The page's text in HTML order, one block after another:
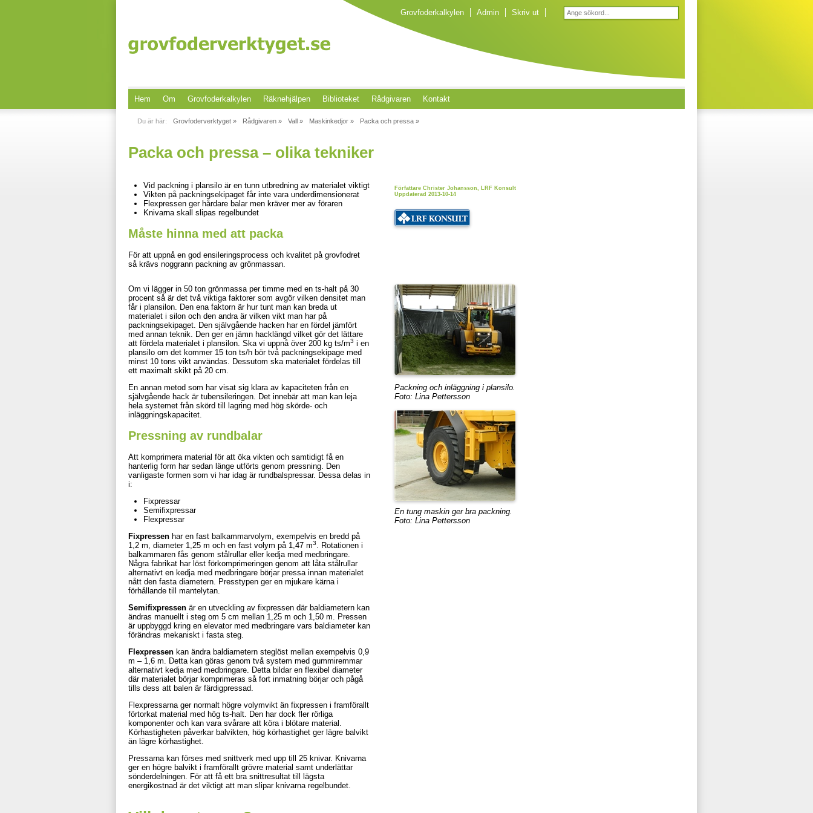
Grovfoderkalkylen Admin Skriv ut
Hem Om Grovfoderkalkylen Räknehjälpen Biblioteket Rådgivaren Kontakt
Du är här: Grovfoderverktyget » Rådgivaren » Vall » Maskinkedjor » Packa och pressa »
Packa och pressa – olika tekniker
Vid packning i plansilo är en tunn utbredning av materialet viktigt
Vikten på packningsekipaget får inte vara underdimensionerat
Flexpressen ger hårdare balar men kräver mer av föraren
Knivarna skall slipas regelbundet
Måste hinna med att packa
För att uppnå en god ensileringsprocess och kvalitet på grovfodret
så krävs noggrann packning av grönmassan.
Författare Christer Johansson, LRF Konsult
Uppdaterad 2013-10-14
Om vi lägger in 50 ton grönmassa per timme med en ts-halt på 30
procent så är det två viktiga faktorer som avgör vilken densitet man
får i plansilon. Den ena faktorn är hur tunt man kan breda ut
materialet i silon och den andra är vilken vikt man har på
packningsekipaget. Den självgående hacken har en fördel jämfört
med annan teknik. Den ger en jämn hacklängd vilket gör det lättare
att fördela materialet i plansilon. Ska vi uppnå över 200 kg ts/m3 i en
plansilo om det kommer 15 ton ts/h bör två packningsekipage med
minst 10 tons vikt användas. Dessutom ska materialet fördelas till
ett maximalt skikt på 20 cm.
En annan metod som har visat sig klara av kapaciteten från en
självgående hack är tubensileringen. Det innebär att man kan leja
hela systemet från skörd till lagring med hög skörde- och
inläggningskapacitet.
Pressning av rundbalar
Att komprimera material för att öka vikten och samtidigt få en
hanterlig form har sedan länge utförts genom pressning. Den
vanligaste formen som vi har idag är rundbalspressar. Dessa delas in
i:
Fixpressar
Semifixpressar
Flexpressar
Fixpressen har en fast balkammarvolym, exempelvis en bredd på
1,2 m, diameter 1,25 m och en fast volym på 1,47 m3. Rotationen i
balkammaren fås genom stålrullar eller kedja med medbringare.
Några fabrikat har löst förkomprimeringen genom att låta stålrullar
alternativt en kedja med medbringare börjar pressa innan materialet
nått den fasta diametern. Presstypen ger en mjukare kärna i
förhållande till mantelytan.
Semifixpressen är en utveckling av fixpressen där baldiametern kan
ändras manuellt i steg om 5 cm mellan 1,25 m och 1,50 m. Pressen
är uppbyggd kring en elevator med medbringare vars baldiameter kan
förändras mekaniskt i fasta steg.
Flexpressen kan ändra baldiametern steglöst mellan exempelvis 0,9
m – 1,6 m. Detta kan göras genom två system med gummiremmar
alternativt kedja med medbringare. Detta bildar en flexibel diameter
där materialet börjar komprimeras så fort inmatning börjar och pågå
tills dess att balen är färdigpressad.
Flexpressarna ger normalt högre volymvikt än fixpressen i framförallt
förtorkat material med hög ts-halt. Den har dock fler rörliga
komponenter och kan vara svårare att köra i blötare material.
Körhastigheten påverkar balvikten, hög körhastighet ger lägre balvikt
än lägre körhastighet.
Pressarna kan förses med snittverk med upp till 25 knivar. Knivarna
ger en högre balvikt i framförallt grövre material samt underlättar
sönderdelningen. För att få ett bra snittresultat till lägsta
energikostnad är det viktigt att man slipar knivarna regelbundet.
Packning och inläggning i plansilo.
Foto: Lina Pettersson
En tung maskin ger bra packning.
Foto: Lina Pettersson